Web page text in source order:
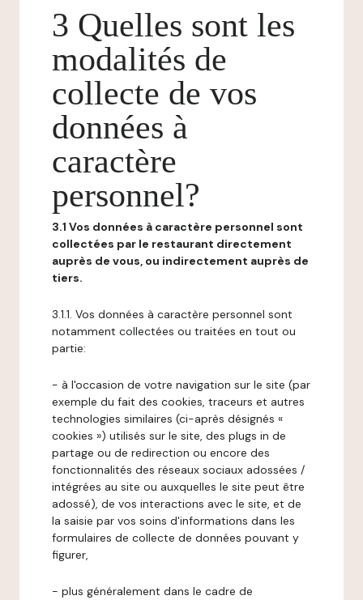
3 Quelles sont les
modalités de
collecte de vos
données à
caractère
personnel?
3.1 Vos données à caractère personnel sont
collectées par le restaurant directement
auprès de vous, ou indirectement auprès de
tiers.
3.1.1. Vos données à caractère personnel sont
notamment collectées ou traitées en tout ou
partie:
- à l'occasion de votre navigation sur le site (par
exemple du fait des cookies, traceurs et autres
technologies similaires (ci-après désignés «
cookies ») utilisés sur le site, des plugs in de
partage ou de redirection ou encore des
fonctionnalités des réseaux sociaux adossées /
intégrées au site ou auxquelles le site peut être
adossé), de vos interactions avec le site, et de
la saisie par vos soins d'informations dans les
formulaires de collecte de données pouvant y
figurer,
- plus généralement dans le cadre de